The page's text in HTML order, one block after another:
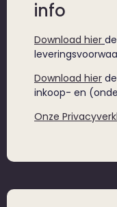
info
Download hier
Download hier
inkoop- en
Onze